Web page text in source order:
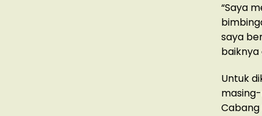
“Saya
saya
baiknya
Untuk
Cabang